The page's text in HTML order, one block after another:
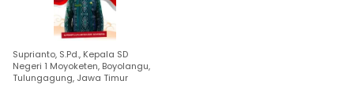
Suprianto, S.Pd., Kepala SD
Negeri 1 Moyoketen, Boyolangu,
Tulungagung, Jawa Timur